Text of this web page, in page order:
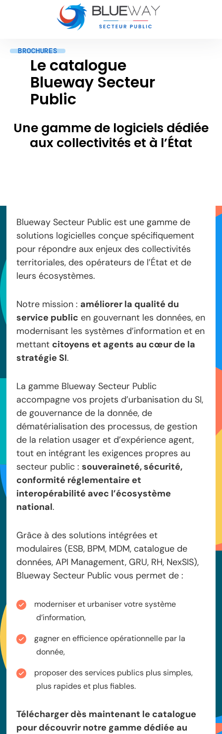
BROCHURES
Le catalogue
Blueway Secteur
Public
Une gamme de logiciels dédiée
aux collectivités et à l’État
Blueway Secteur Public est une gamme de
solutions logicielles conçue spécifiquement
pour répondre aux enjeux des collectivités
territoriales, des opérateurs de l’État et de
leurs écosystèmes.
Notre mission : améliorer la qualité du
service public en gouvernant les données, en
modernisant les systèmes d’information et en
mettant citoyens et agents au cœur de la
stratégie SI.
La gamme Blueway Secteur Public
accompagne vos projets d’urbanisation du SI,
de gouvernance de la donnée, de
dématérialisation des processus, de gestion
de la relation usager et d’expérience agent,
tout en intégrant les exigences propres au
secteur public :souveraineté, sécurité,
conformité réglementaire et
interopérabilité avec l’écosystème
national.
Grâce à des solutions intégrées et
modulaires (ESB, BPM, MDM, catalogue de
données, API Management, GRU, RH, NexSIS),
Blueway Secteur Public vous permet de :
moderniser et urbaniser votre système
d’information,
gagner en efficience opérationnelle par la
donnée,
proposer des services publics plus simples,
plus rapides et plus fiables.
Télécharger dès maintenant le catalogue
pour découvrir notre gamme dédiée au